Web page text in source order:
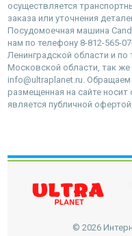
осуществляется
заказа или уточнения
Посудомоечная машина
нам по телефону 8-812-565-
Ленинградской области и
Московской области, так
info@ultraplanet.ru.
размещенная на сайте
является публичной
© 2026